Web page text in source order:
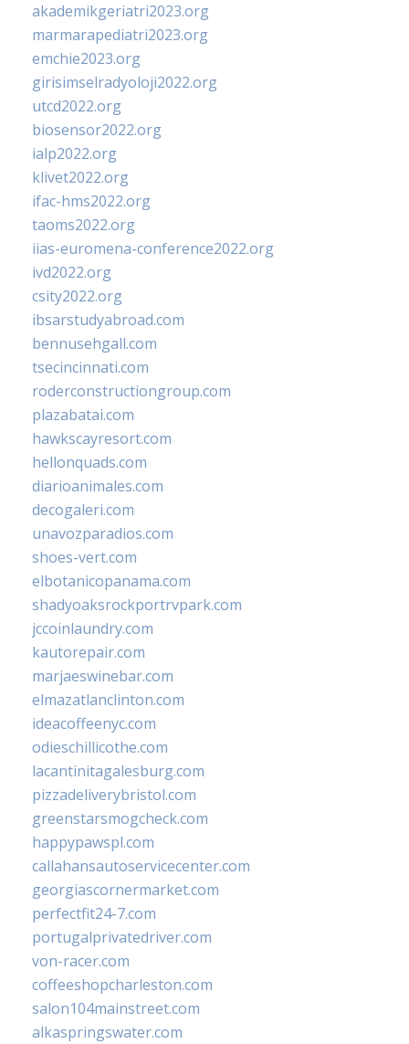
akademikgeriatri2023.org
marmarapediatri2023.org
emchie2023.org
girisimselradyoloji2022.org
utcd2022.org
biosensor2022.org
ialp2022.org
klivet2022.org
ifac-hms2022.org
taoms2022.org
iias-euromena-conference2022.org
ivd2022.org
csity2022.org
ibsarstudyabroad.com
bennusehgall.com
tsecincinnati.com
roderconstructiongroup.com
plazabatai.com
hawkscayresort.com
hellonquads.com
diarioanimales.com
decogaleri.com
unavozparadios.com
shoes-vert.com
elbotanicopanama.com
shadyoaksrockportrvpark.com
jccoinlaundry.com
kautorepair.com
marjaeswinebar.com
elmazatlanclinton.com
ideacoffeenyc.com
odieschillicothe.com
lacantinitagalesburg.com
pizzadeliverybristol.com
greenstarsmogcheck.com
happypawspl.com
callahansautoservicecenter.com
georgiascornermarket.com
perfectfit24-7.com
portugalprivatedriver.com
von-racer.com
coffeeshopcharleston.com
salon104mainstreet.com
alkaspringswater.com